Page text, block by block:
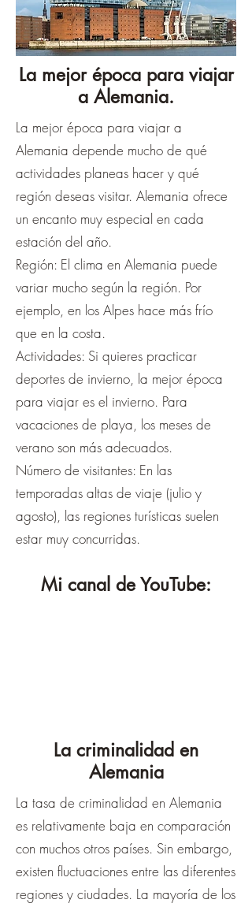
La mejor época para viajar
a Alemania.
La mejor época para viajar a
Alemania depende mucho de qué
actividades planeas hacer y qué
región deseas visitar. Alemania ofrece
un encanto muy especial en cada
estación del año.
Región: El clima en Alemania puede
variar mucho según la región. Por
ejemplo, en los Alpes hace más frío
que en la costa.
Actividades: Si quieres practicar
deportes de invierno, la mejor época
para viajar es el invierno. Para
vacaciones de playa, los meses de
verano son más adecuados.
Número de visitantes: En las
temporadas altas de viaje (julio y
agosto), las regiones turísticas suelen
estar muy concurridas.
Mi canal de YouTube:
La criminalidad en
Alemania
La tasa de criminalidad en Alemania
es relativamente baja en comparación
con muchos otros países. Sin embargo,
existen fluctuaciones entre las diferentes
regiones y ciudades. La mayoría de los